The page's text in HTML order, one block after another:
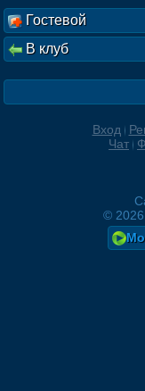
Гостевой
В клуб
Вход
Чат
© 2026